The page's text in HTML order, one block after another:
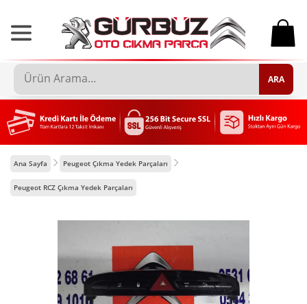
0
ARA
Ana Sayfa Peugeot Çıkma Yedek Parçaları
Peugeot RCZ Çıkma Yedek Parçaları